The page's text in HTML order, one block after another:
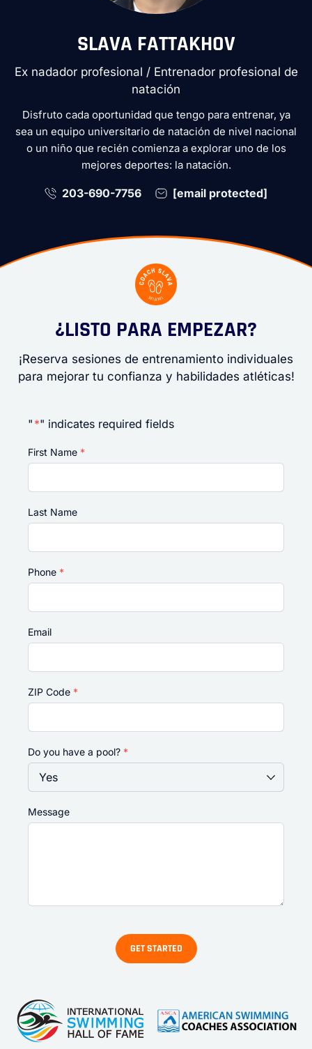
SLAVA FATTAKHOV
Ex nadador profesional / Entrenador profesional de
natación
Disfruto cada oportunidad que tengo para entrenar, ya
sea un equipo universitario de natación de nivel nacional
o un niño que recién comienza a explorar uno de los
mejores deportes: la natación.
203-690-7756 [email protected]
¿LISTO PARA EMPEZAR?
¡Reserva sesiones de entrenamiento individuales
para mejorar tu confianza y habilidades atléticas!
" *" indicates required fields
First Name *
Last Name
Phone *
Email
ZIP Code *
Do you have a pool? *
Message